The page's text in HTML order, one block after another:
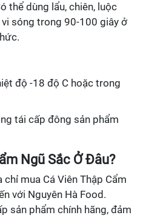
thể dùng lẩu, chiên, luộc
sóng trong 90-100 giây ở
độ -18 độ C hoặc trong
tái cấp đông sản phẩm
Ngũ Sắc Ở Đâu?
mua Cá Viên Thập Cẩm
với Nguyên Hà Food.
sản phẩm chính hãng, đảm